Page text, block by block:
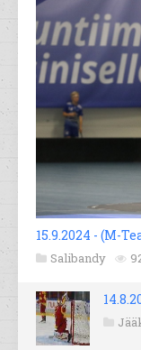
15.9.2024 - (M-
Salibandy